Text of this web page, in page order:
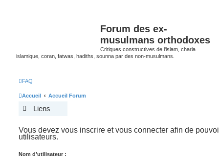
Forum des ex-
musulmans orthodoxes
Critiques constructives de l'islam, charia
islamique, coran, fatwas, hadiths, sounna par des non-musulmans.
FAQ
Accueil Accueil Forum
Liens
Vous devez vous inscrire et vous connecter afin de
utilisateurs.
Nom d’utilisateur :